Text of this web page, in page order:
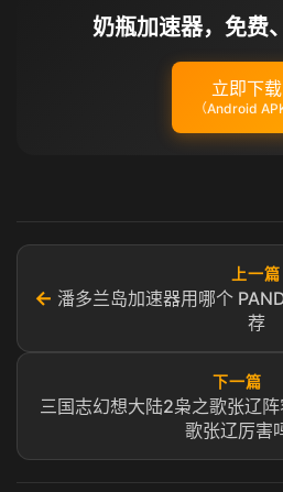
奶瓶加速器，免费
立即下载
（Android APK
←
上一篇
潘多兰岛加速器用哪个
荐
下一篇
三国志幻想大陆2枭之歌张辽
歌张辽厉害